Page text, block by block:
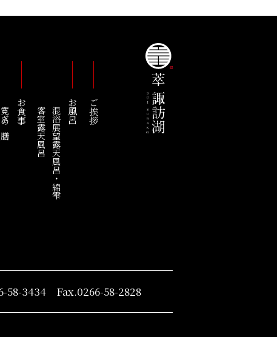
ご挨拶
お風呂
混浴展望露天風呂・綿雫
客室露天風呂
お食事
寛ぎの膳
58-3434 Fax.0266-58-2828